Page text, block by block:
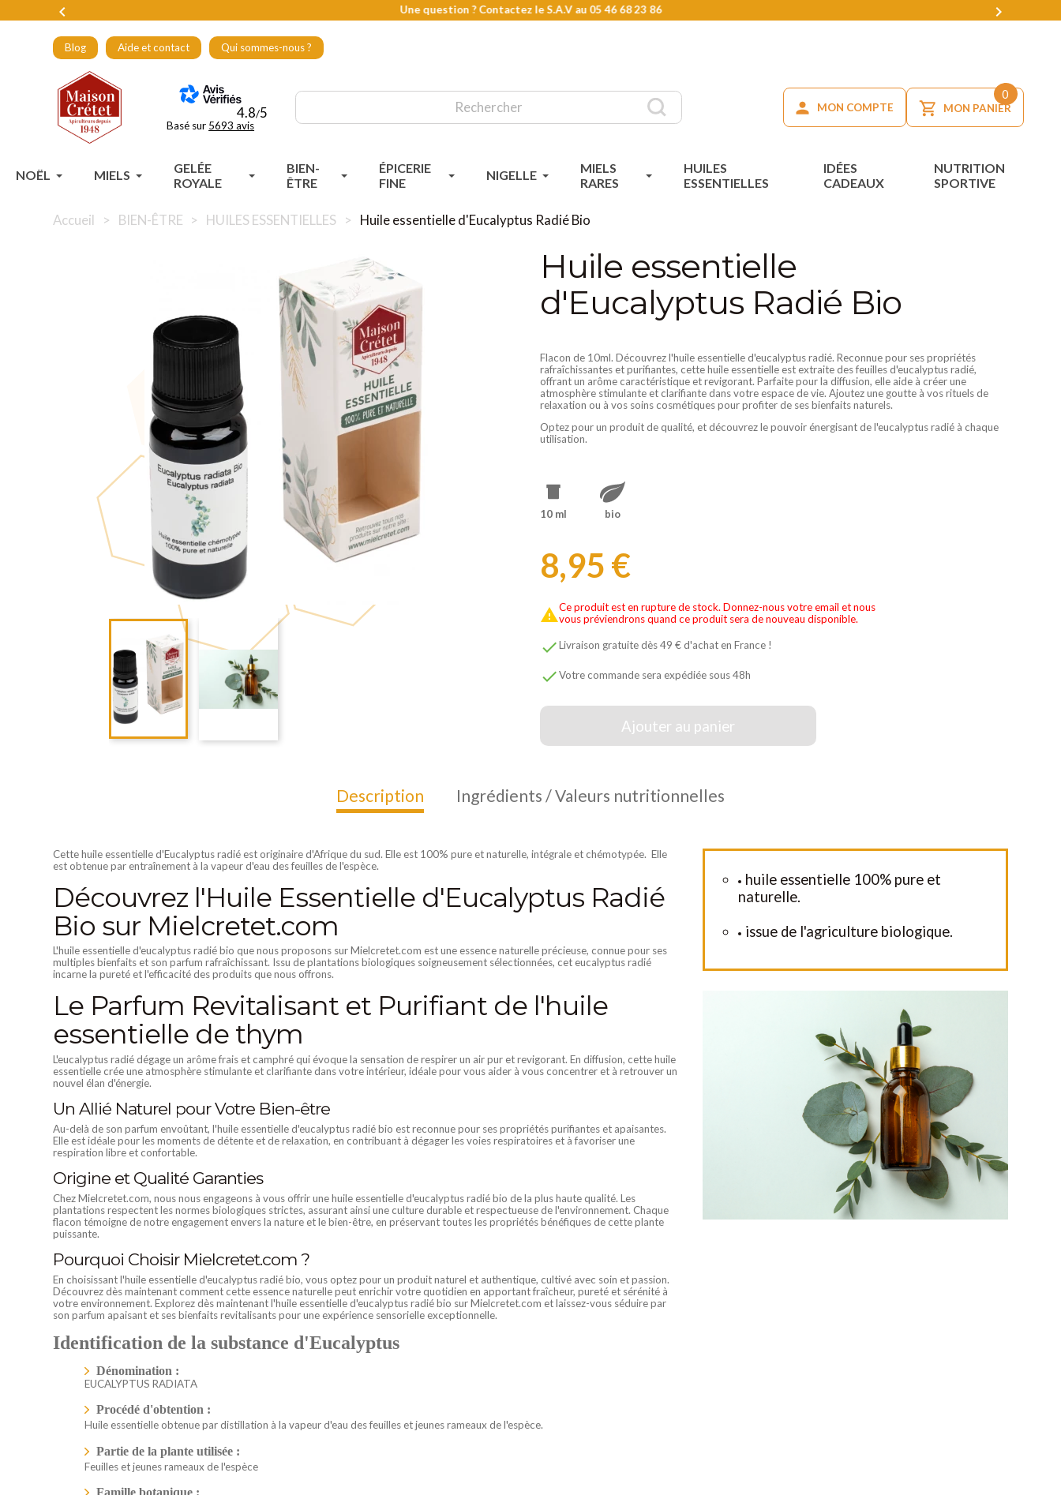
 
Une question ? Contactez le S.A.V au 05 46 68 23 86
Blog Aide et contact Qui sommes-nous ?
4.8/5
Basé sur 5693 avis
MON COMPTE MON PANIER
0
NOËL MIELS
GELÉE
ROYALE
BIEN-
ÊTRE
ÉPICERIE
FINE
NIGELLE
MIELS
RARES
HUILES
ESSENTIELLES
IDÉES
CADEAUX
NUTRITION
SPORTIVE
Accueil BIEN-ÊTRE HUILES ESSENTIELLES Huile essentielle d'Eucalyptus Radié Bio
Huile essentielle
d'Eucalyptus Radié Bio
Flacon de 10ml. Découvrez l'huile essentielle d'eucalyptus radié. Reconnue pour ses propriétés
rafraîchissantes et purifiantes, cette huile essentielle est extraite des feuilles d'eucalyptus radié,
offrant un arôme caractéristique et revigorant. Parfaite pour la diffusion, elle aide à créer une
atmosphère stimulante et clarifiante dans votre espace de vie. Ajoutez une goutte à vos rituels de
relaxation ou à vos soins cosmétiques pour profiter de ses bienfaits naturels.
Optez pour un produit de qualité, et découvrez le pouvoir énergisant de l'eucalyptus radié à chaque
utilisation.
10 ml bio
8,95 €
Ce produit est en rupture de stock. Donnez-nous votre email et nous
vous préviendrons quand ce produit sera de nouveau disponible.
Livraison gratuite dès 49 € d'achat en France !
Votre commande sera expédiée sous 48h
Ajouter au panier
Description Ingrédients / Valeurs nutritionnelles
Cette huile essentielle d'Eucalyptus radié est originaire d'Afrique du sud. Elle est 100% pure et naturelle, intégrale et chémotypée. Elle
est obtenue par entraînement à la vapeur d'eau des feuilles de l'espèce.
Découvrez l'Huile Essentielle d'Eucalyptus Radié
Bio sur Mielcretet.com
L'huile essentielle d'eucalyptus radié bio que nous proposons sur Mielcretet.com est une essence naturelle précieuse, connue pour ses
multiples bienfaits et son parfum rafraîchissant. Issu de plantations biologiques soigneusement sélectionnées, cet eucalyptus radié
incarne la pureté et l'efficacité des produits que nous offrons.
Le Parfum Revitalisant et Purifiant de l'huile
essentielle de thym
L'eucalyptus radié dégage un arôme frais et camphré qui évoque la sensation de respirer un air pur et revigorant. En diffusion, cette huile
essentielle crée une atmosphère stimulante et clarifiante dans votre intérieur, idéale pour vous aider à vous concentrer et à retrouver un
nouvel élan d'énergie.
Un Allié Naturel pour Votre Bien-être
Au-delà de son parfum envoûtant, l'huile essentielle d'eucalyptus radié bio est reconnue pour ses propriétés purifiantes et apaisantes.
Elle est idéale pour les moments de détente et de relaxation, en contribuant à dégager les voies respiratoires et à favoriser une
respiration libre et confortable.
Origine et Qualité Garanties
Chez Mielcretet.com, nous nous engageons à vous offrir une huile essentielle d'eucalyptus radié bio de la plus haute qualité. Les
plantations respectent les normes biologiques strictes, assurant ainsi une culture durable et respectueuse de l'environnement. Chaque
flacon témoigne de notre engagement envers la nature et le bien-être, en préservant toutes les propriétés bénéfiques de cette plante
puissante.
Pourquoi Choisir Mielcretet.com ?
En choisissant l'huile essentielle d'eucalyptus radié bio, vous optez pour un produit naturel et authentique, cultivé avec soin et passion.
Découvrez dès maintenant comment cette essence naturelle peut enrichir votre quotidien en apportant fraîcheur, pureté et sérénité à
votre environnement. Explorez dès maintenant l'huile essentielle d'eucalyptus radié bio sur Mielcretet.com et laissez-vous séduire par
son parfum apaisant et ses bienfaits revitalisants pour une expérience sensorielle exceptionnelle.
Identification de la substance d'Eucalyptus
Dénomination :
EUCALYPTUS RADIATA
Procédé d'obtention :
Huile essentielle obtenue par distillation à la vapeur d'eau des feuilles et jeunes rameaux de l'espèce.
Partie de la plante utilisée :
Feuilles et jeunes rameaux de l'espèce
huile essentielle 100% pure et
naturelle.
issue de l'agriculture biologique.